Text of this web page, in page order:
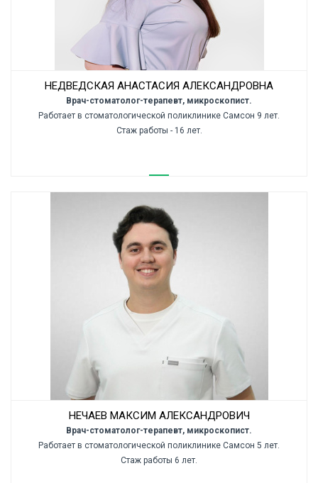
НЕДВЕДСКАЯ АНАСТАСИЯ АЛЕКСАНДРОВНА
Врач-стоматолог-терапевт, микроскопист.
Работает в стоматологической поликлинике Самсон 9 лет.
Стаж работы - 16 лет.
НЕЧАЕВ МАКСИМ АЛЕКСАНДРОВИЧ
Врач-стоматолог-терапевт, микроскопист.
Работает в стоматологической поликлинике Самсон 5 лет.
Стаж работы 6 лет.